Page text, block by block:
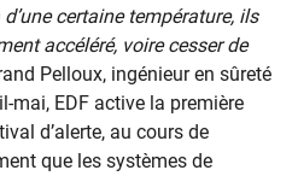
certaine température, ils
accéléré, voire cesser de
Pelloux, ingénieur en sûreté
mai, EDF active la première
d’alerte, au cours de
que les systèmes de